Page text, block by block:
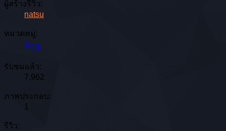
ผู้สร้างรีวิว:
natsu
หมวดหมู่:
คิวชู
รับชมแล้ว:
7,962
ภาพประกอบ:
1
รีวิว: